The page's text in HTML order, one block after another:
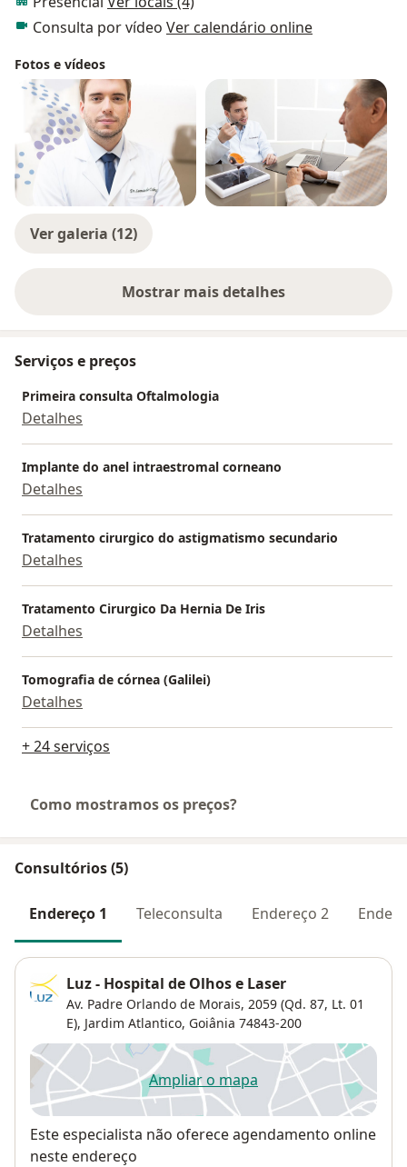
Consulta por vídeo Ver calendário online
Fotos e vídeos
Ver galeria (12)
Mostrar mais detalhes
sobre a experiência
Serviços e preços
Primeira consulta Oftalmologia
Detalhes
Implante do anel intraestromal corneano
Detalhes
Tratamento cirurgico do astigmatismo secundario
Detalhes
Tratamento Cirurgico Da Hernia De Iris
Detalhes
Tomografia de córnea (Galilei)
Detalhes
+ 24 serviços
Como mostramos os preços?
Consultórios (5)
Endereço 1 Teleconsulta Endereço 2
Luz - Hospital de Olhos e Laser
Av. Padre Orlando de Morais, 2059 (Qd. 87, Lt. 01
E), Jardim Atlantico, Goiânia 74843-200
Ampliar o mapaabre num novo separador
Disponibilidade
Este especialista não oferece agendamento online
neste endereço